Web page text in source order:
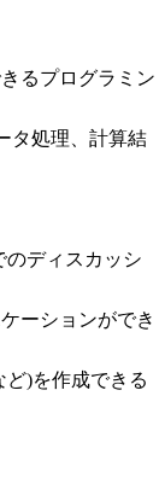
るプログラミン
タ処理、計算結
のディスカッシ
ーションができ
ど)を作成できる